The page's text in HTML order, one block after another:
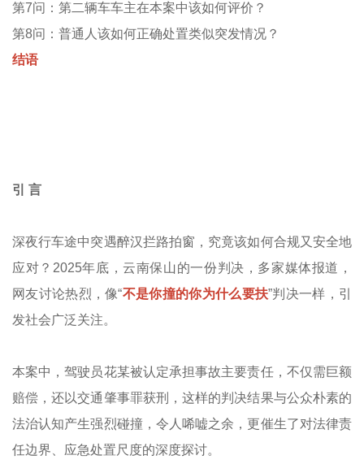
第7问：第二辆车车主在本案中该如何评价？
第8问：普通人该如何正确处置类似突发情况？
结语
引 言
深夜行车途中突遇醉汉拦路拍窗，究竟该如何合规又安全地
应对？2025年底，云南保山的一份判决，多家媒体报道，
网友讨论热烈，像“不是你撞的你为什么要扶”判决一样，引
发社会广泛关注。
本案中，驾驶员花某被认定承担事故主要责任，不仅需巨额
赔偿，还以交通肇事罪获刑，这样的判决结果与公众朴素的
法治认知产生强烈碰撞，令人唏嘘之余，更催生了对法律责
任边界、应急处置尺度的深度探讨。